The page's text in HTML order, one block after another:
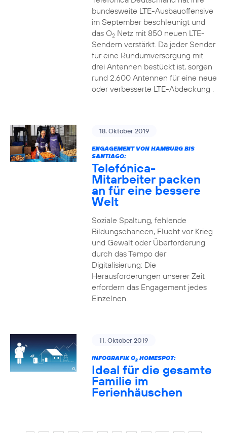
bundesweite LTE-Ausbauoffensive
im September beschleunigt und
das O2Netz mit 850 neuen LTE-
Sendern verstärkt. Da jeder Sender
für eine Rundumversorgung mit
drei Antennen bestückt ist, sorgen
rund 2.600 Antennen für eine neue
oder verbesserte LTE-Abdeckung .
18. Oktober 2019
ENGAGEMENT VON HAMBURG BIS
SANTIAGO:
Telefónica-
Mitarbeiter packen
an für eine bessere
Welt
Soziale Spaltung, fehlende
Bildungschancen, Flucht vor Krieg
und Gewalt oder Überforderung
durch das Tempo der
Digitalisierung: Die
Herausforderungen unserer Zeit
erfordern das Engagement jedes
Einzelnen.
11. Oktober 2019
INFOGRAFIK O2HOMESPOT:
Ideal für die gesamte
Familie im
Ferienhäuschen